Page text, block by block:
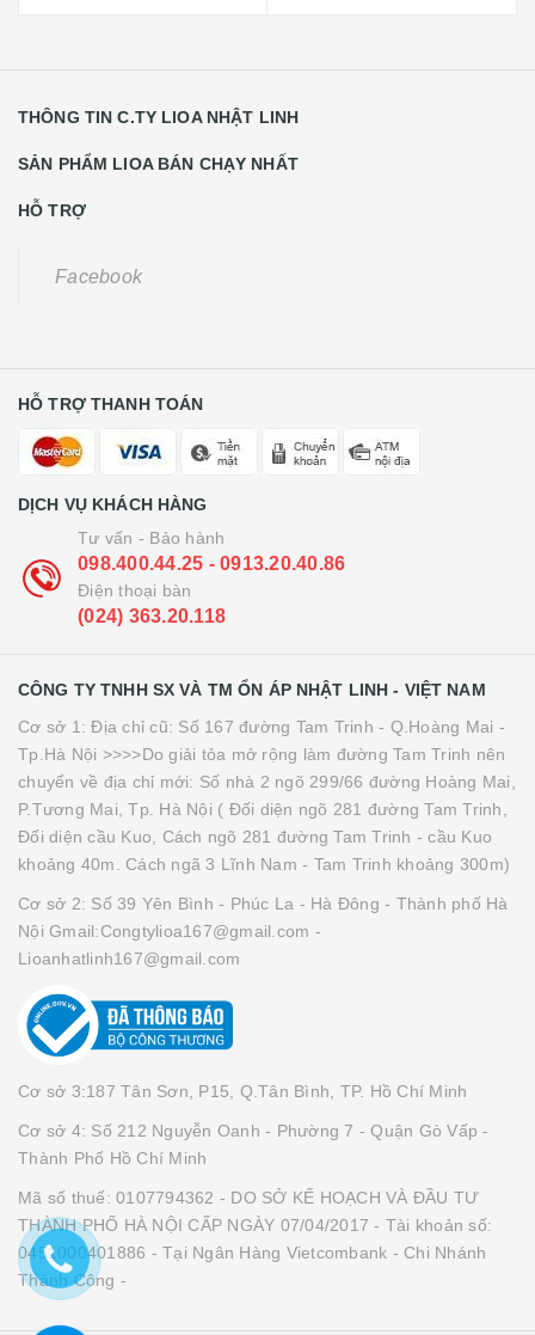
THÔNG TIN C.TY LIOA NHẬT LINH
SẢN PHẨM LIOA BÁN CHẠY NHẤT
HỖ TRỢ
Facebook
HỖ TRỢ THANH TOÁN
DỊCH VỤ KHÁCH HÀNG
Tư vấn - Bảo hành
098.400.44.25 - 0913.20.40.86
Điện thoại bàn
(024) 363.20.118
CÔNG TY TNHH SX VÀ TM ỔN ÁP NHẬT LINH - VIỆT NAM
Cơ sở 1: Địa chỉ cũ: Số 167 đường Tam Trinh - Q.Hoàng Mai -
Tp.Hà Nội >>>>Do giải tỏa mở rộng làm đường Tam Trinh nên
chuyển về địa chỉ mới: Số nhà 2 ngõ 299/66 đường Hoàng Mai,
P.Tương Mai, Tp. Hà Nội ( Đối diện ngõ 281 đường Tam Trinh,
Đối diện cầu Kuo, Cách ngõ 281 đường Tam Trinh - cầu Kuo
khoảng 40m. Cách ngã 3 Lĩnh Nam - Tam Trinh khoảng 300m)
Cơ sở 2: Số 39 Yên Bình - Phúc La - Hà Đông - Thành phố Hà
Nội Gmail:Congtylioa167@gmail.com -
Lioanhatlinh167@gmail.com
Cơ sở 3:187 Tân Sơn, P15, Q.Tân Bình, TP. Hồ Chí Minh
Cơ sở 4: Số 212 Nguyễn Oanh - Phường 7 - Quận Gò Vấp -
Thành Phố Hồ Chí Minh
Mã số thuế: 0107794362 - DO SỞ KẾ HOẠCH VÀ ĐẦU TƯ
THÀNH PHỐ HÀ NỘI CẤP NGÀY 07/04/2017 - Tài khoản số:
0451000401886 - Tại Ngân Hàng Vietcombank - Chi Nhánh
Thành Công -